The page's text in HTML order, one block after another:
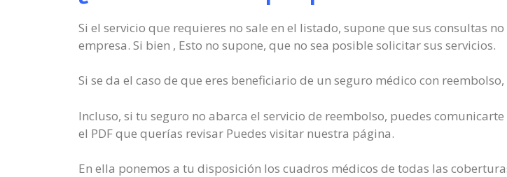
Si el servicio que requieres no sale en el listado, supone que sus consultas
empresa. Si bien , Esto no supone, que no sea posible solicitar sus servicios.
Si se da el caso de que eres beneficiario de un seguro médico con
Incluso, si tu seguro no abarca el servicio de reembolso, puedes
el PDF que querías revisar Puedes visitar nuestra página.
En ella ponemos a tu disposición los cuadros médicos de todas las